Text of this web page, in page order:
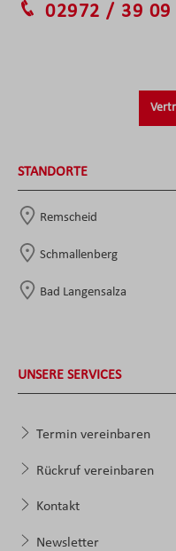
02972 / 39 09
STANDORTE
Remscheid
Schmallenberg
Bad Langensalza
UNSERE SERVICES
Termin vereinbaren
Rückruf vereinbaren
Kontakt
Newsletter